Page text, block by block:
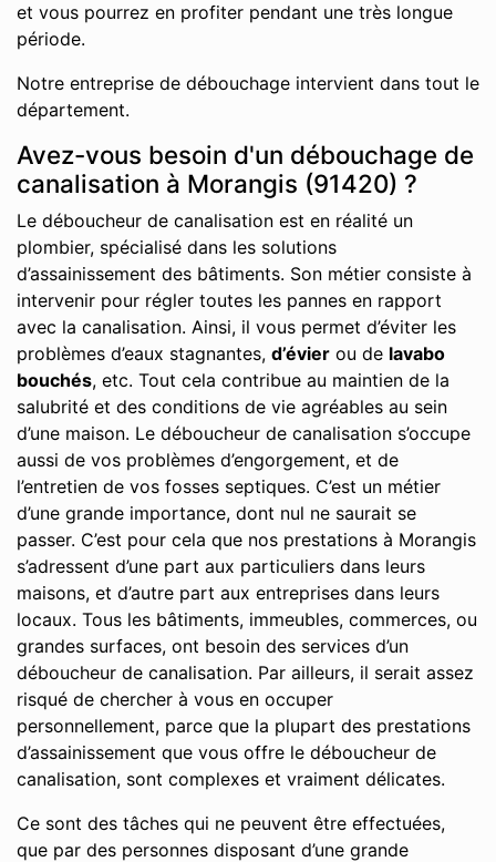
et vous pourrez en profiter pendant une très longue
période.
Notre entreprise de débouchage intervient dans tout le
département.
Avez-vous besoin d'un débouchage de
canalisation à Morangis (91420) ?
Le déboucheur de canalisation est en réalité un
plombier, spécialisé dans les solutions
d’assainissement des bâtiments. Son métier consiste à
intervenir pour régler toutes les pannes en rapport
avec la canalisation. Ainsi, il vous permet d’éviter les
problèmes d’eaux stagnantes, d’évier ou de lavabo
bouchés, etc. Tout cela contribue au maintien de la
salubrité et des conditions de vie agréables au sein
d’une maison. Le déboucheur de canalisation s’occupe
aussi de vos problèmes d’engorgement, et de
l’entretien de vos fosses septiques. C’est un métier
d’une grande importance, dont nul ne saurait se
passer. C’est pour cela que nos prestations à Morangis
s’adressent d’une part aux particuliers dans leurs
maisons, et d’autre part aux entreprises dans leurs
locaux. Tous les bâtiments, immeubles, commerces, ou
grandes surfaces, ont besoin des services d’un
déboucheur de canalisation. Par ailleurs, il serait assez
risqué de chercher à vous en occuper
personnellement, parce que la plupart des prestations
d’assainissement que vous offre le déboucheur de
canalisation, sont complexes et vraiment délicates.
Ce sont des tâches qui ne peuvent être effectuées,
que par des personnes disposant d’une grande